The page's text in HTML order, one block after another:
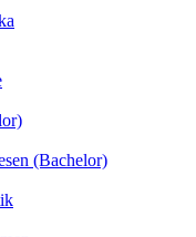
(Bachelor)